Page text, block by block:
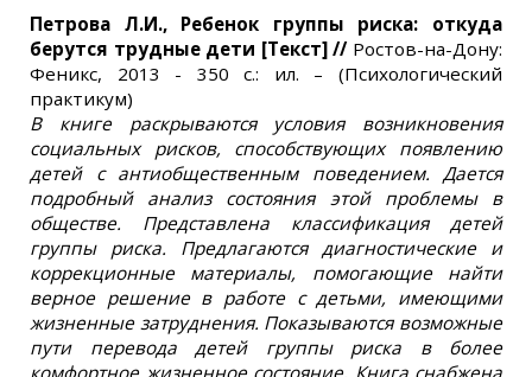
Петрова Л.И., Ребенок группы риска: откуда
берутся трудные дети [Текст]// Ростов-на-Дону:
Феникс, 2013 - 350 с.: ил. – (Психологический
практикум)
В книге раскрываются условия возникновения
социальных рисков, способствующих появлению
детей с антиобщественным поведением. Дается
подробный анализ состояния этой проблемы в
обществе. Представлена классификация детей
группы риска. Предлагаются диагностические и
коррекционные материалы, помогающие найти
верное решение в работе с детьми, имеющими
жизненные затруднения. Показываются возможные
пути перевода детей группы риска в более
комфортное жизненное состояние. Книга снабжена